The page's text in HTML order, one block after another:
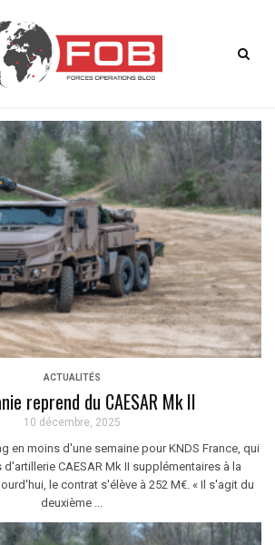
ACTUALITÉS
reprend du CAESAR Mk II
10 décembre, 2025
en moins d'une semaine pour KNDS France, qui
d'artillerie CAESAR Mk II supplémentaires à la
le contrat s'élève à 252 M€. « Il s'agit du
deuxième ...